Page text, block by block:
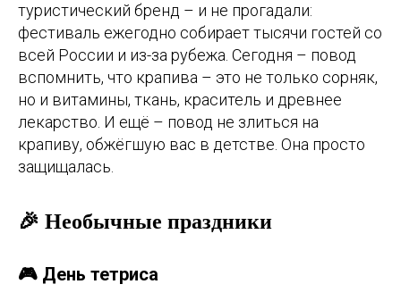
туристический бренд – и не прогадали:
фестиваль ежегодно собирает тысячи гостей со
всей России и из-за рубежа. Сегодня – повод
вспомнить, что крапива – это не только сорняк,
но и витамины, ткань, краситель и древнее
лекарство. И ещё – повод не злиться на
крапиву, обжёгшую вас в детстве. Она просто
защищалась.
🎉 Необычные праздники
🎮 День тетриса